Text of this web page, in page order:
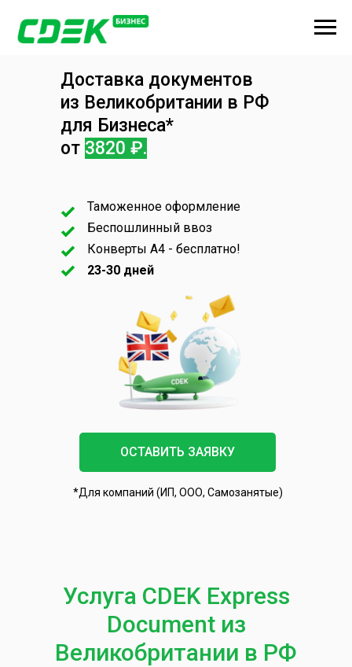
Таможенное оформление
Беспошлинный ввоз
Конверты А4 - бесплатно!
23-30 дней
ОСТАВИТЬ ЗАЯВКУ
*Для компаний (ИП, ООО, Самозанятые)
Доставка документов
из Великобритании в РФ
для Бизнеса*
от 3820 ₽.
Услуга CDEK Express
Document из
Великобритании в РФ